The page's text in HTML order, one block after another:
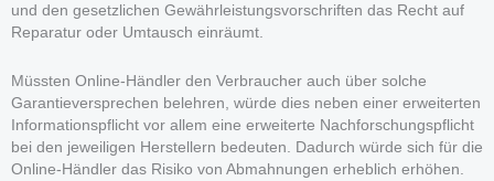
und den gesetzlichen Gewährleistungsvorschriften das Recht auf
Reparatur oder Umtausch einräumt.
Müssten Online-Händler den Verbraucher auch über solche
Garantieversprechen belehren, würde dies neben einer erweiterten
Informationspflicht vor allem eine erweiterte Nachforschungspflicht
bei den jeweiligen Herstellern bedeuten. Dadurch würde sich für die
Online-Händler das Risiko von Abmahnungen erheblich erhöhen.